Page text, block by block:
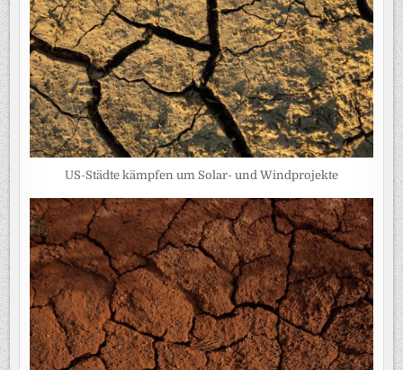
US-Städte kämpfen um Solar- und Windprojekte